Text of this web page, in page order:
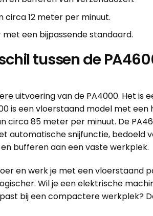
circa 12 meter per minuut.
een bijpassende standaard.
tussen de
uitvoering van de PA4000. Het is
is een vloerstaand model met een
circa 85 meter per minuut. De
automatische snijfunctie, bedoeld
bufferen aan een vaste werkplek.
en werk je met een vloerstaand
Wil je een elektrische
bij een compactere werkplek?